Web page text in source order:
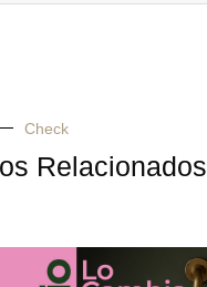
Check
Relacionados